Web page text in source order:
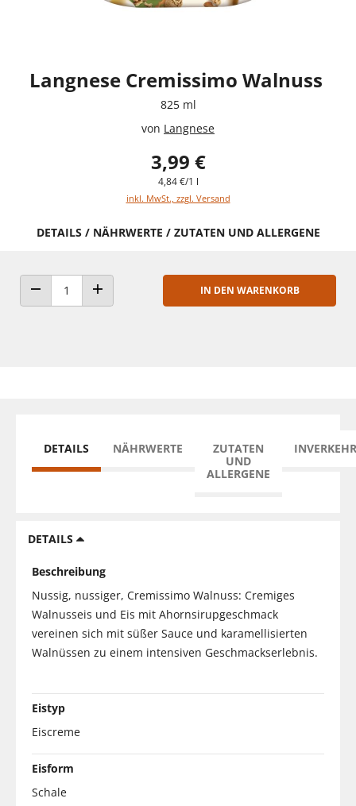
Langnese Cremissimo Walnuss
825 ml
von Langnese
3,99 €
4,84 €/1 l
inkl. MwSt., zzgl. Versand
DETAILS / NÄHRWERTE / ZUTATEN UND ALLERGENE
ANZAHL VERRINGERNANZAHL ERHÖHEN
IN DEN WARENKORB
DETAILS NÄHRWERTE
ZUTATEN
UND
ALLERGENE
DETAILS
Beschreibung
Nussig, nussiger, Cremissimo Walnuss: Cremiges
Walnusseis und Eis mit Ahornsirupgeschmack
vereinen sich mit süßer Sauce und karamellisierten
Walnüssen zu einem intensiven Geschmackserlebnis.
Eistyp
Eiscreme
Eisform
Schale